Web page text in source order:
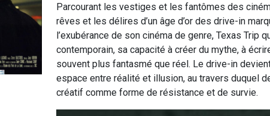
Parcourant les vestiges et les fantômes des
rêves et les délires d’un âge d’or des drive-in
l’exubérance de son cinéma de genre, Texas Trip
contemporain, sa capacité à créer du mythe, à
souvent plus fantasmé que réel. Le drive-in
espace entre réalité et illusion, au travers duquel
créatif comme forme de résistance et de survie.